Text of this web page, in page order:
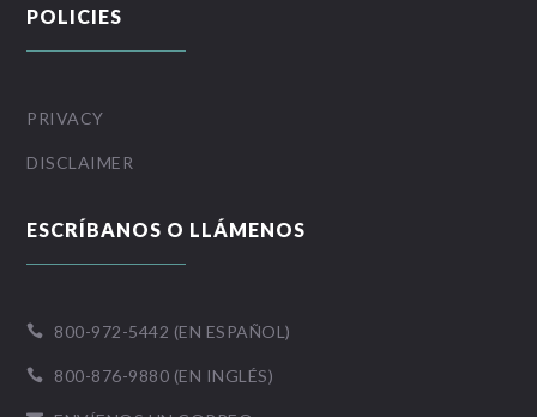
POLICIES
PRIVACY
DISCLAIMER
ESCRÍBANOS O LLÁMENOS
 800-972-5442 (EN ESPAÑOL)
 800-876-9880 (EN INGLÉS)